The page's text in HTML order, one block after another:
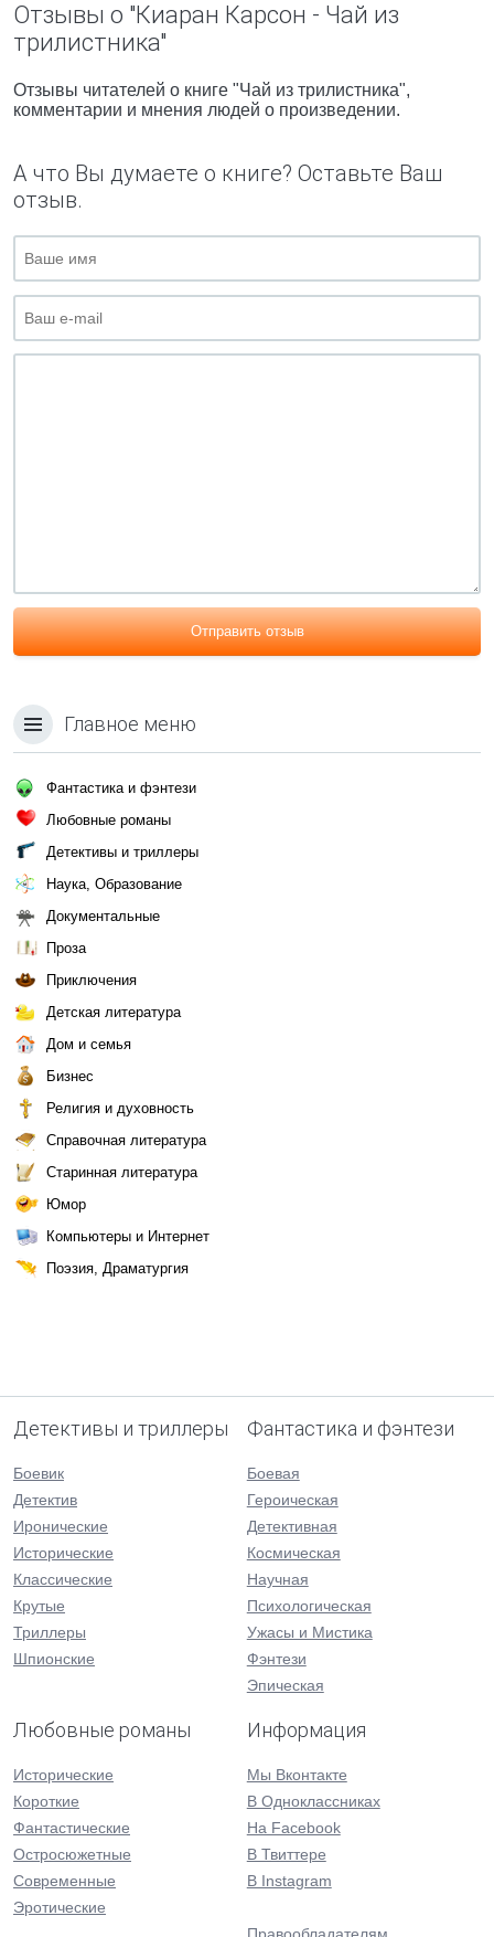
Отзывы о "Киаран Карсон - Чай из
трилистника"
Отзывы читателей о книге "Чай из трилистника",
комментарии и мнения людей о произведении.
А что Вы думаете о книге? Оставьте Ваш
отзыв.
Отправить отзыв
Главное меню
Фантастика и фэнтези
Любовные романы
Детективы и триллеры
Наука, Образование
Документальные
Проза
Приключения
Детская литература
Дом и семья
Бизнес
Религия и духовность
Справочная литература
Старинная литература
Юмор
Компьютеры и Интернет
Поэзия, Драматургия
Детективы и триллеры
Боевик
Детектив
Иронические
Исторические
Классические
Крутые
Триллеры
Шпионские
Фантастика и фэнтези
Боевая
Героическая
Детективная
Космическая
Научная
Психологическая
Ужасы и Мистика
Фэнтези
Эпическая
Любовные романы
Исторические
Короткие
Фантастические
Остросюжетные
Современные
Эротические
Информация
Мы Вконтакте
В Одноклассниках
На Facebook
В Твиттере
В Instagram